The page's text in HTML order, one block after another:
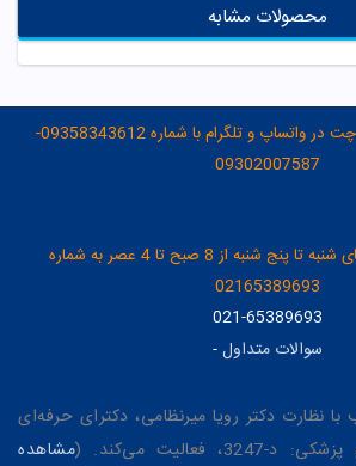
محصولات مشابه
مشاوره رایگان بصورت چت در واتساپ و تلگرام با شماره 09358343612-
09302007587
تماس تلفنی در روزهای شنبه تا پنج شنبه از 8 صبح تا 4 عصر به شماره
02165389693
021-65389693
سوالات متداول-
با نظارت دکتر رویا میرنظامی، دکترای حرفه‌ای
فعالیت می‌کند. (
مشاهده